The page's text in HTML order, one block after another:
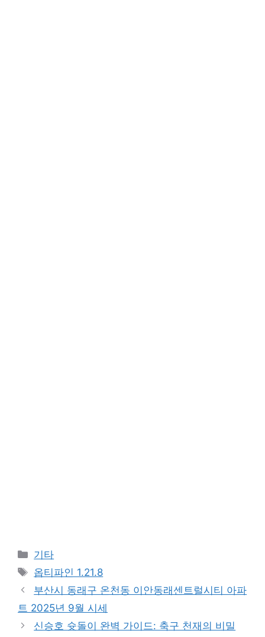
Categories
기타
Tags
옵티파인 1.21.8
부산시 동래구 온천동 이안동래센트럴시티 아파
트 2025년 9월 시세
신승호 슛돌이 완벽 가이드: 축구 천재의 비밀